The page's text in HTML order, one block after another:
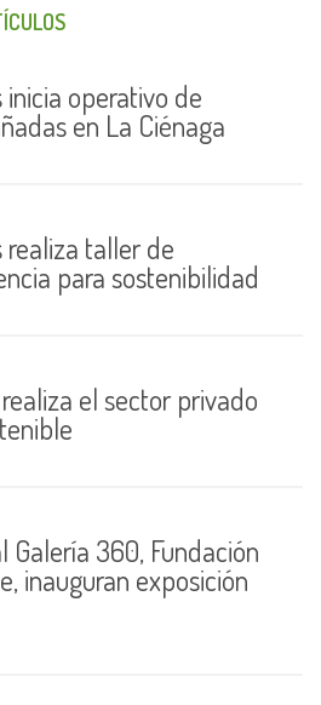
inicia operativo de
en La Ciénaga
realiza taller de
para sostenibilidad
el sector privado
Galería 360, Fundación
inauguran exposición